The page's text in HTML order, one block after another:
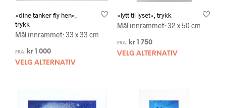
«dine tanker fly hen»,
trykk
Mål innrammet: 33 x 33 cm
FRA: kr 1 000
VELG ALTERNATIV
«lytt til lyset», trykk
Mål innrammet: 32 x 50 cm
FRA: kr1 750
VELG ALTERNATIV